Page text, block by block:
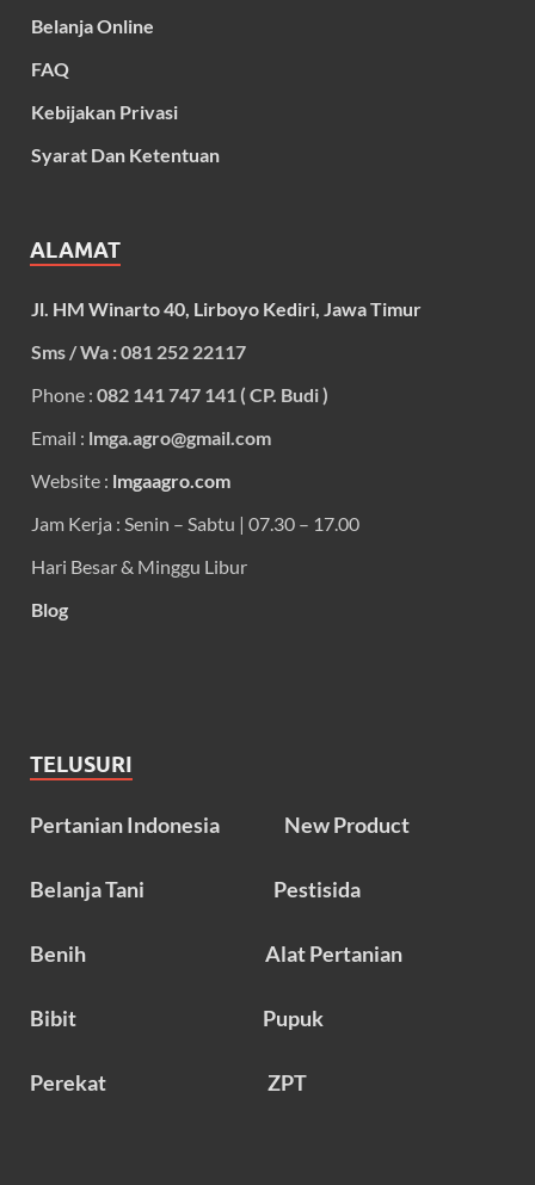
Belanja Online
FAQ
Kebijakan Privasi
Syarat Dan Ketentuan
ALAMAT
Jl. HM Winarto 40, Lirboyo Kediri, Jawa Timur
Sms / Wa : 081 252 22117
Phone : 082 141 747 141 ( CP. Budi )
Email : lmga.agro@gmail.com
Website : lmgaagro.com
Jam Kerja : Senin – Sabtu | 07.30 – 17.00
Hari Besar & Minggu Libur
Blog
TELUSURI
Pertanian Indonesia New Product
Belanja Tani Pestisida
Benih Alat Pertanian
Bibit Pupuk
Perekat ZPT